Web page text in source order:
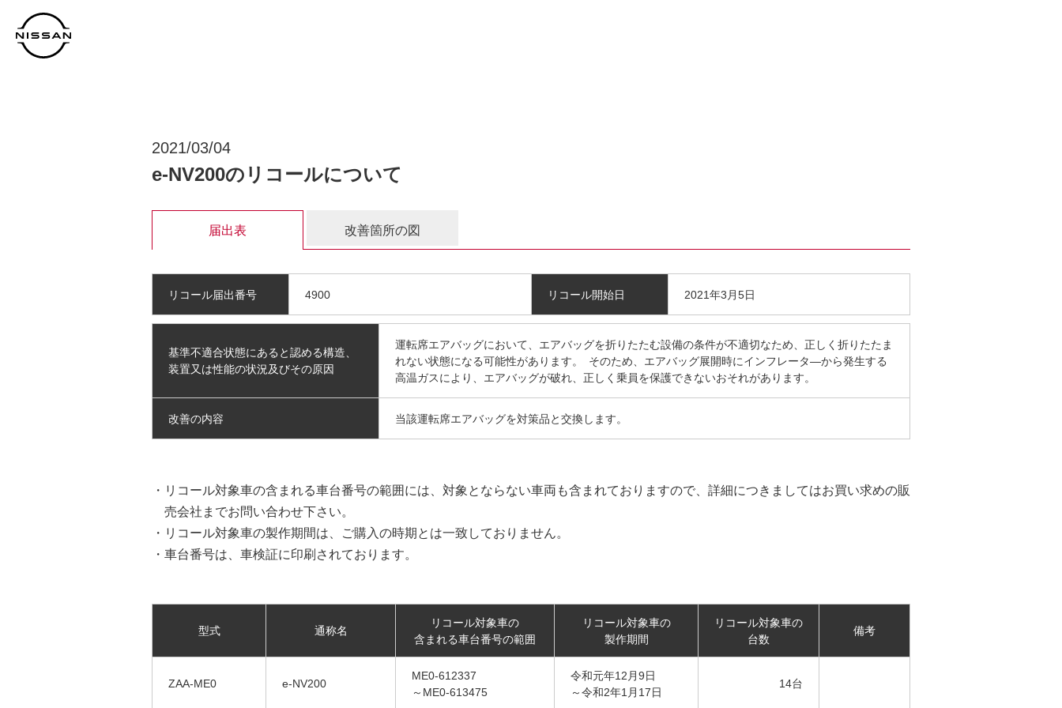
2021/03/04
e-NV200のリコールについて
届出表 改善箇所の図
リコール届出番号 4900 リコール開始日 2021年3月5日
基準不適合状態にあると認める構造、
装置又は性能の状況及びその原因
運転席エアバッグにおいて、エアバッグを折りたたむ設備の条件が不適切なため、正しく折りたたま
れない状態になる可能性があります。 そのため、エアバッグ展開時にインフレータ―から発生する
高温ガスにより、エアバッグが破れ、正しく乗員を保護できないおそれがあります。
改善の内容 当該運転席エアバッグを対策品と交換します。
・リコール対象車の含まれる車台番号の範囲には、対象とならない車両も含まれておりますので、詳細につきましてはお買い求めの販
売会社までお問い合わせ下さい。
・リコール対象車の製作期間は、ご購入の時期とは一致しておりません。
・車台番号は、車検証に印刷されております。
型式 通称名
リコール対象車の
含まれる車台番号の範囲
リコール対象車の
製作期間
リコール対象車の
台数
備考
ZAA-ME0 e-NV200
ME0-612337
～ME0-613475
令和元年12月9日
～令和2年1月17日
14台